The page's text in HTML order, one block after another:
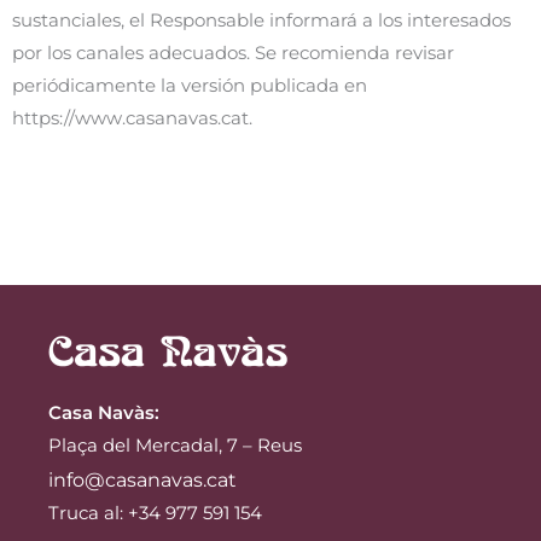
sustanciales, el Responsable informará a los interesados
por los canales adecuados. Se recomienda revisar
periódicamente la versión publicada en
https://www.casanavas.cat.
Casa Navàs:
Plaça del Mercadal, 7 – Reus
info@casanavas.cat
Truca al: +34 977 591 154